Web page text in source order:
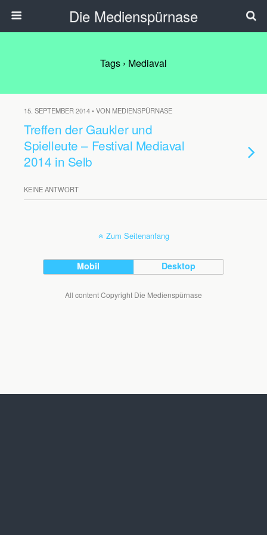
Die Medienspürnase
Tags › Mediaval
15. SEPTEMBER 2014 • VON MEDIENSPÜRNASE
Treffen der Gaukler und
Spielleute – Festival Mediaval
2014 in Selb
KEINE ANTWORT
Zum Seitenanfang
Mobil Desktop
All content Copyright Die Medienspürnase